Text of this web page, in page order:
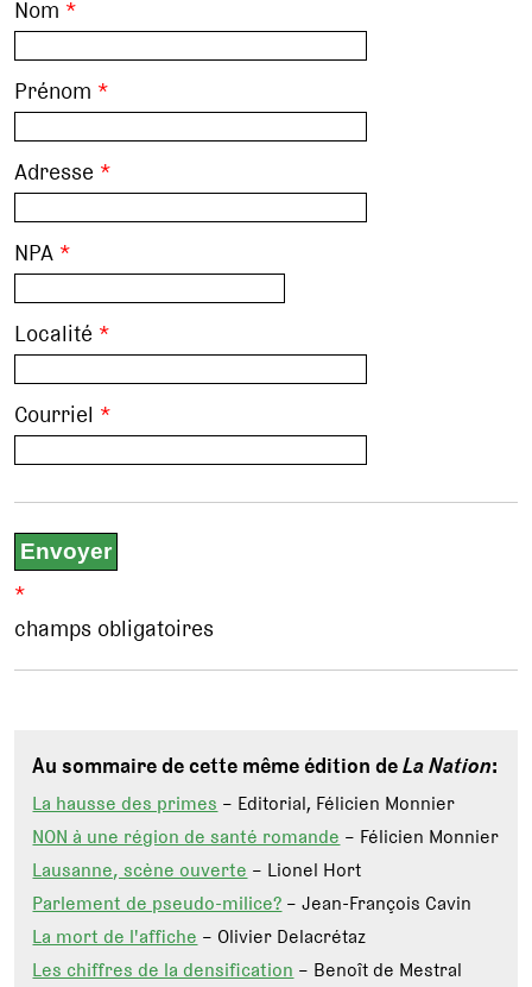
Nom *
Prénom *
Adresse *
NPA *
Localité *
Courriel *
*
champs obligatoires
Au sommaire de cette même édition deLa Nation:
La hausse des primes– Editorial, Félicien Monnier
NON à une région de santé romande– Félicien Monnier
Lausanne, scène ouverte– Lionel Hort
Parlement de pseudo-milice?– Jean-François Cavin
La mort de l'affiche– Olivier Delacrétaz
Les chiffres de la densification– Benoît de Mestral